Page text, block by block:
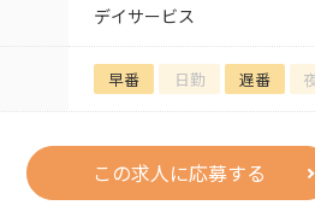
デイサービス
早番 日勤 遅番
この求人に応募する